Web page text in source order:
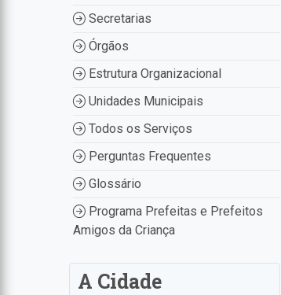
Secretarias
Órgãos
Estrutura Organizacional
Unidades Municipais
Todos os Serviços
Perguntas Frequentes
Glossário
Programa Prefeitas e Prefeitos
Amigos da Criança
A Cidade